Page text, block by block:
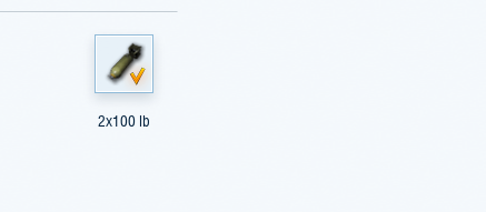
2x100 lb